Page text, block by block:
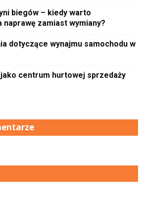
biegów – kiedy warto
naprawę zamiast wymiany?
dotyczące wynajmu samochodu w
centrum hurtowej sprzedaży